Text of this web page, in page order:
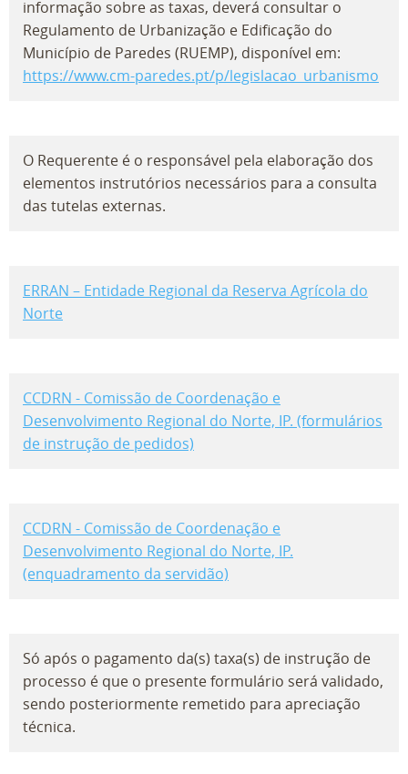
informação sobre as taxas, deverá consultar o
Regulamento de Urbanização e Edificação do
Município de Paredes (RUEMP), disponível em:
https://www.cm-paredes.pt/p/legislacao_urbanismo
O Requerente é o responsável pela elaboração dos
elementos instrutórios necessários para a consulta
das tutelas externas.
ERRAN – Entidade Regional da Reserva Agrícola do
Norte
CCDRN - Comissão de Coordenação e
Desenvolvimento Regional do Norte, IP. (formulários
de instrução de pedidos)
CCDRN - Comissão de Coordenação e
Desenvolvimento Regional do Norte, IP.
(enquadramento da servidão)
Só após o pagamento da(s) taxa(s) de instrução de
processo é que o presente formulário será validado,
sendo posteriormente remetido para apreciação
técnica.